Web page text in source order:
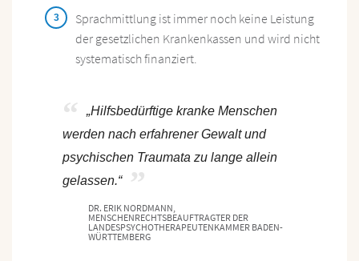
Sprachmittlung ist immer noch keine Leistung
der gesetzlichen Krankenkassen und wird nicht
systematisch finanziert.
„Hilfsbedürftige kranke Menschen
werden nach erfahrener Gewalt und
psychischen Traumata zu lange allein
gelassen.“
DR. ERIK NORDMANN,
MENSCHENRECHTSBEAUFTRAGTER DER
LANDESPSYCHOTHERAPEUTENKAMMER BADEN-
WÜRTTEMBERG